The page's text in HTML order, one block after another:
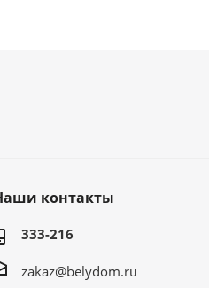
контакты
333-216
zakaz@belydom.ru